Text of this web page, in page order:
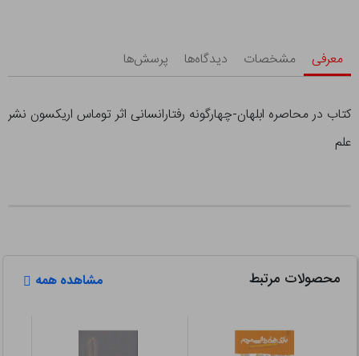
معرفی مشخصات دیدگاه‌ها پرسش‌ها
کتاب در محاصره ابلهان-چهارگونه رفتارانسانی اثر توماس اریکسون نشر
علم
محصولات مرتبط مشاهده همه